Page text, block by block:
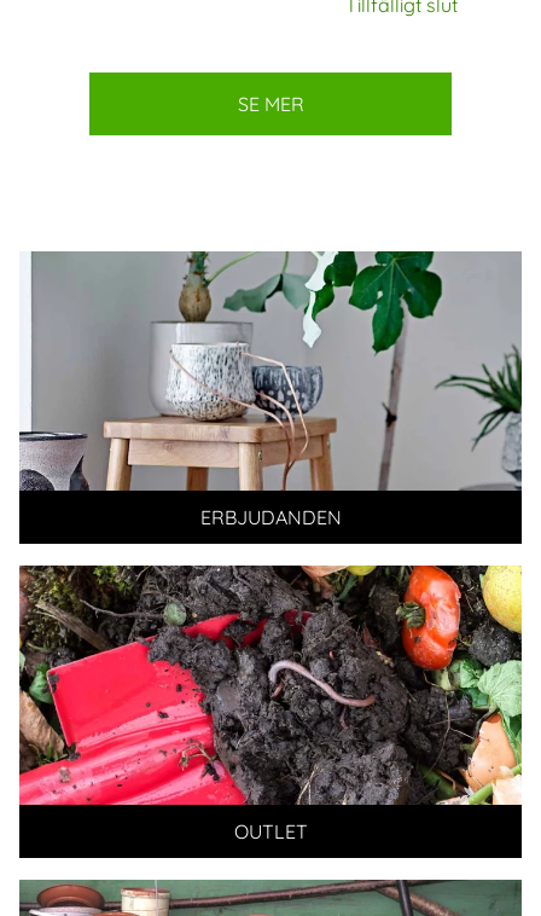
Tillfälligt slut
SE MER
ERBJUDANDEN
OUTLET